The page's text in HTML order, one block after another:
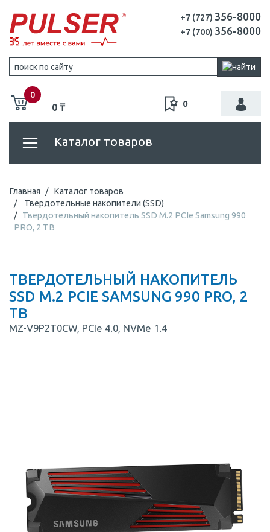
+7 (727) 356-8000
+7 (700) 356-8000
0
0 ₸ 0
Каталог товаров
Главная
Каталог товаров
Твердотельные накопители (SSD)
Твердотельный накопитель SSD M.2 PCIe Samsung 990
PRO, 2 TB
ТВЕРДОТЕЛЬНЫЙ НАКОПИТЕЛЬ
SSD M.2 PCIE SAMSUNG 990 PRO, 2
TB
MZ-V9P2T0CW, PCIe 4.0, NVMe 1.4